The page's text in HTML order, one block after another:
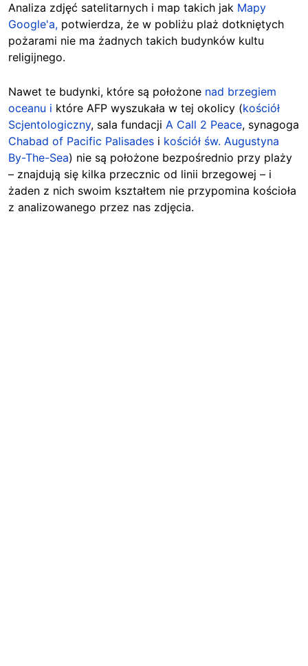
Analiza zdjęć satelitarnych i map takich jak Mapy
Google'a, potwierdza, że w pobliżu plaż dotkniętych
pożarami nie ma żadnych takich budynków kultu
religijnego.
Nawet te budynki, które są położone nad brzegiem
oceanu i które AFP wyszukała w tej okolicy (kościół
Scjentologiczny, sala fundacji A Call 2 Peace, synagoga
Chabad of Pacific Palisades i kościół św. Augustyna
By-The-Sea) nie są położone bezpośrednio przy plaży
– znajdują się kilka przecznic od linii brzegowej – i
żaden z nich swoim kształtem nie przypomina kościoła
z analizowanego przez nas zdjęcia.